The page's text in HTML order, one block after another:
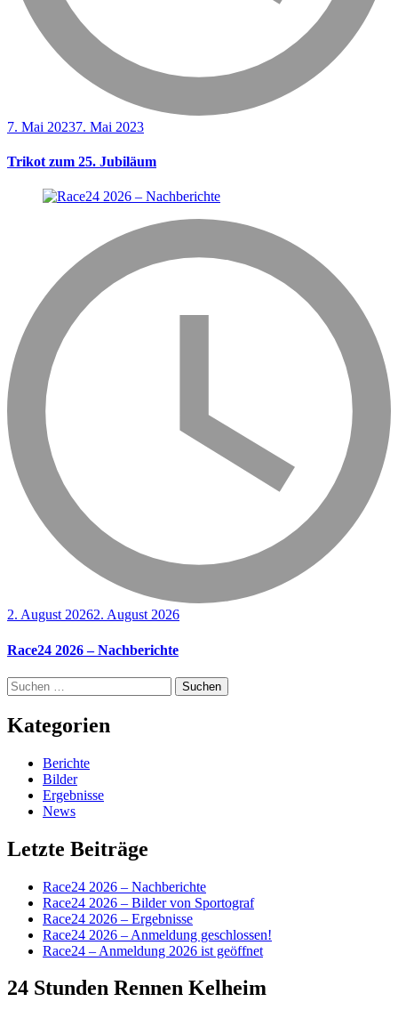
7. Mai 20237. Mai 2023
Trikot zum 25. Jubiläum
2. August 20262. August 2026
Race24 2026 – Nachberichte
Suchen
nach:
Kategorien
Berichte
Bilder
Ergebnisse
News
Letzte Beiträge
Race24 2026 – Nachberichte
Race24 2026 – Bilder von Sportograf
Race24 2026 – Ergebnisse
Race24 2026 – Anmeldung geschlossen!
Race24 – Anmeldung 2026 ist geöffnet
24 Stunden Rennen Kelheim